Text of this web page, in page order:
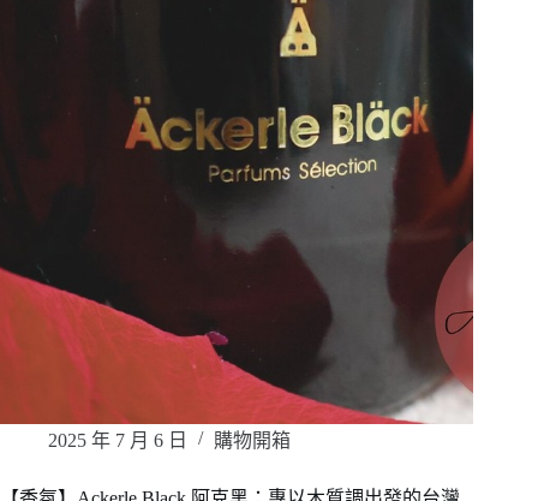
2025 年 7 月 6 日 購物開箱